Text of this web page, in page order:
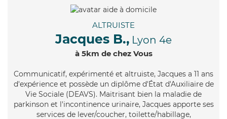
ALTRUISTE
Jacques B., Lyon 4e
à 5km de chez Vous
Communicatif, expérimenté et altruiste, Jacques a 11 ans
d'expérience et possède un diplôme d'État d'Auxiliaire de
Vie Sociale (DEAVS). Maitrisant bien la maladie de
parkinson et l'incontinence urinaire, Jacques apporte ses
services de lever/coucher, toilette/habillage,